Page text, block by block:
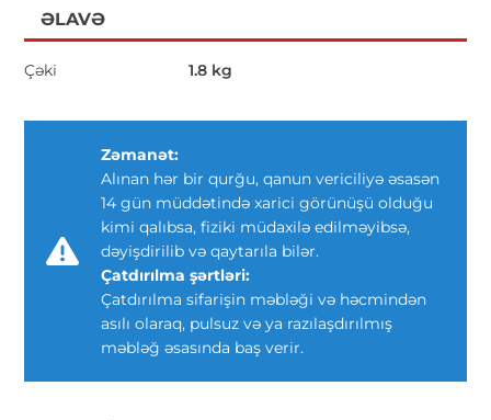
ƏLAVƏ
Çəki 1.8 kg
Zəmanət:
Alınan hər bir qurğu, qanun vericiliyə əsasən
14 gün müddətində xarici görünüşü olduğu
kimi qalıbsa, fiziki müdaxilə edilməyibsə,
dəyişdirilib və qaytarıla bilər.
Çatdırılma şərtləri:
Çatdırılma sifarişin məbləği və həcmindən
asılı olaraq, pulsuz və ya razılaşdırılmış
məbləğ əsasında baş verir.